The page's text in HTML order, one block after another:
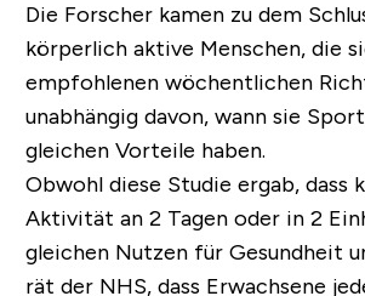
Die Forscher kamen zu dem
körperlich aktive Menschen, die
empfohlenen wöchentlichen
unabhängig davon, wann sie
gleichen Vorteile haben.
Obwohl diese Studie ergab, dass
Aktivität an 2 Tagen oder in 2
gleichen Nutzen für Gesundheit
rät der NHS, dass Erwachsene